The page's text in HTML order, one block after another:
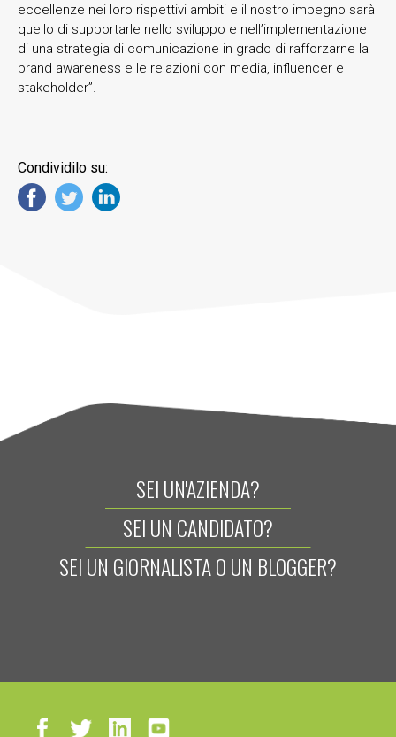
eccellenze nei loro rispettivi ambiti e il nostro impegno sarà
quello di supportarle nello sviluppo e nell’implementazione
di una strategia di comunicazione in grado di rafforzarne la
brand awareness e le relazioni con media, influencer e
stakeholder”.
Condividilo su:
SEI UN'AZIENDA?
SEI UN CANDIDATO?
SEI UN GIORNALISTA O UN BLOGGER?